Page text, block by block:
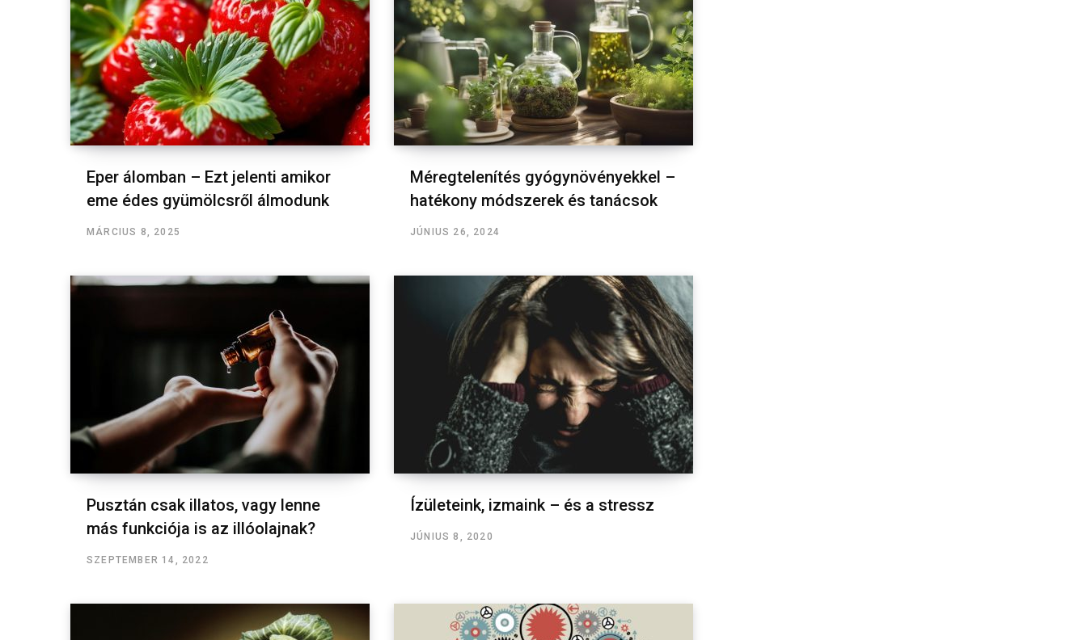
Eper álomban – Ezt jelenti amikor
eme édes gyümölcsről álmodunk
MÁRCIUS 8, 2025
Méregtelenítés gyógynövényekkel –
hatékony módszerek és tanácsok
JÚNIUS 26, 2024
Pusztán csak illatos, vagy lenne
más funkciója is az illóolajnak?
SZEPTEMBER 14, 2022
Ízületeink, izmaink – és a stressz
JÚNIUS 8, 2020